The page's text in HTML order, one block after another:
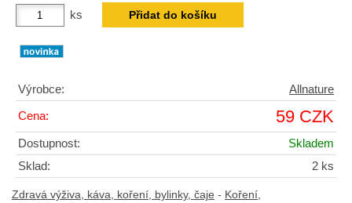
ks
Výrobce: Allnature
Cena: 59 CZK
Dostupnost:
Skladem
Sklad:
2 ks
Zdravá výživa, káva, koření, bylinky, čaje - Koření,